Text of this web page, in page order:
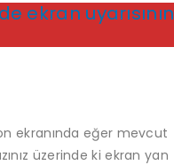
ekran uyarısının
ekranında eğer mevcut
üzerinde ki ekran yan